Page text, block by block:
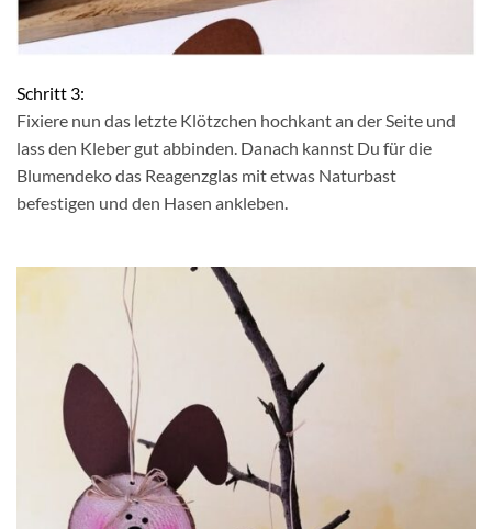
Schritt 3:
Fixiere nun das letzte Klötzchen hochkant an der Seite und
lass den Kleber gut abbinden. Danach kannst Du für die
Blumendeko das Reagenzglas mit etwas Naturbast
befestigen und den Hasen ankleben.